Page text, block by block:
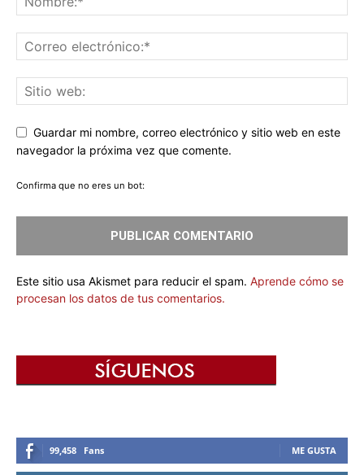
Guardar mi nombre, correo electrónico y sitio web en este
navegador la próxima vez que comente.
Confirma que no eres un bot:
Este sitio usa Akismet para reducir el spam. Aprende cómo se
procesan los datos de tus comentarios.
99,458 Fans ME GUSTA